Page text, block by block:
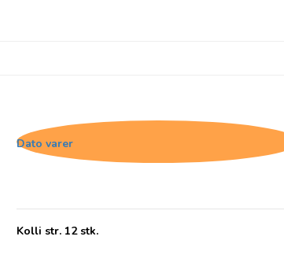
Dato varer
Kolli str. 12 stk.